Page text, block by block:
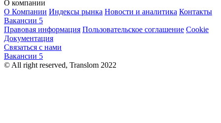
О компании
О Компании Индексы рынка Новости и аналитика Контакты
Вакансии 5
Правовая информация Пользовательское соглашение Cookie
Документация
Связаться с нами
Вакансии 5
© All right reserved, Translom 2022